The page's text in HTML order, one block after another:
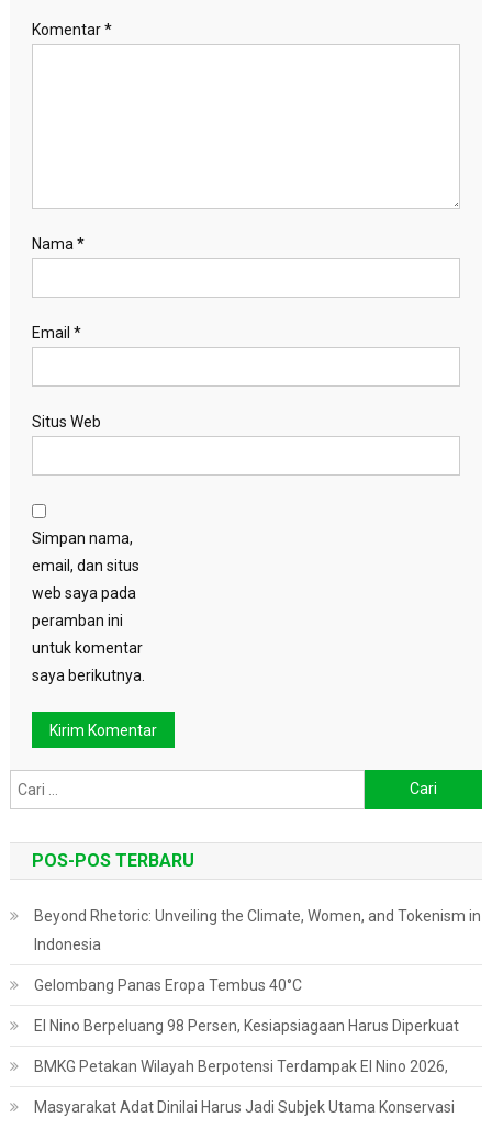
Komentar*
Nama *
Email *
Situs Web
Simpan nama,
email, dan situs
web saya pada
peramban ini
untuk komentar
saya berikutnya.
untuk:
POS-POS TERBARU
Beyond Rhetoric: Unveiling the Climate, Women, and Tokenism in
Indonesia
Gelombang Panas Eropa Tembus 40°C
El Nino Berpeluang 98 Persen, Kesiapsiagaan Harus Diperkuat
BMKG Petakan Wilayah Berpotensi Terdampak El Nino 2026,
Masyarakat Adat Dinilai Harus Jadi Subjek Utama Konservasi